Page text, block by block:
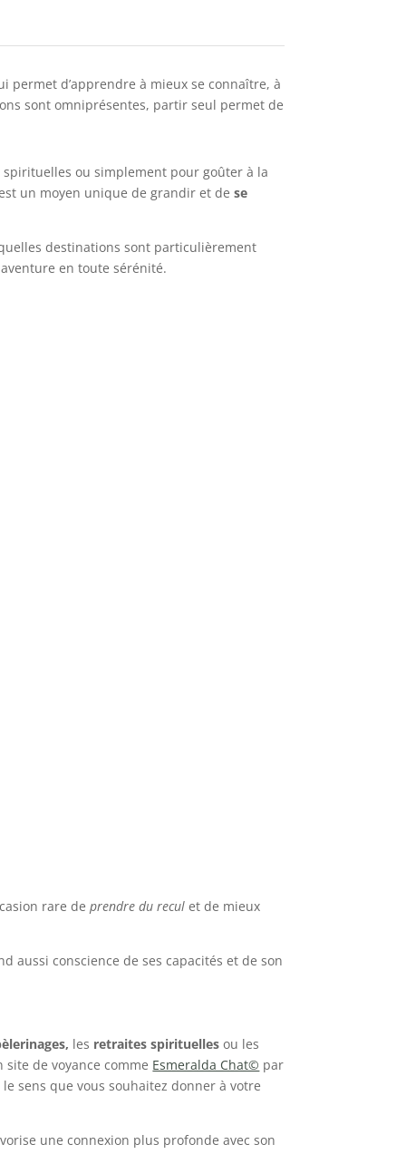
permet d’apprendre à mieux se connaître, à
sont omniprésentes, partir seul permet de
ou simplement pour goûter à la
un moyen unique de grandir et dese
destinations sont particulièrement
en toute sérénité.
rare deprendre du recul et de mieux
aussi conscience de ses capacités et de son
les retraites spirituelles ou les
de voyance comme Esmeralda Chat© par
sens que vous souhaitez donner à votre
une connexion plus profonde avec son